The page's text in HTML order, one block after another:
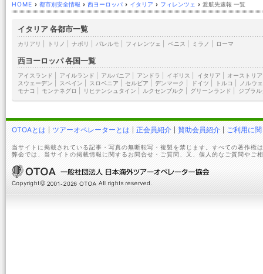
HOME › 都市別安全情報 › 西ヨーロッパ › イタリア › フィレンツェ › 渡航先速報 一覧
イタリア 各都市一覧
カリアリ トリノ ナポリ パレルモ フィレンツェ ベニス ミラノ ローマ
西ヨーロッパ 各国一覧
アイスランド アイルランド アルバニア アンドラ イギリス イタリア オーストリア
スウェーデン
スペイン スロベニア セルビア デンマーク ドイツ トルコ
ノルウ
モナコ
モンテネグロ リヒテンシュタイン ルクセンブルク グリーンランド ジブラル
OTOAとは ツアーオペレーターとは 正会員紹介 賛助会員紹介 ご利用に
当サイトに掲載されている記事・写真の無断転写・複製を禁じます。すべての著作権
弊会では、当サイトの掲載情報に関するお問合せ・ご質問、又、個人的なご質問やご